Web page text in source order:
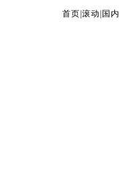
首页 滚动 国内